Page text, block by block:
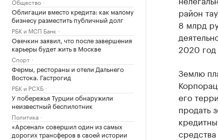
Облигации вместо кредита: как малому
бизнесу разместить публичный долг
РБК и МСП Банк
Овечкин заявил, что после завершения
карьеры будет жить в Москве
Спорт
Фермы, рестораны и отели Дальнего
Востока. Гастрогид
РБК и РСХБ
У побережья Турции обнаружили
неизвестный беспилотник
Политика
«Арсенал» совершил один из самых
дорогих трансферов в своей истории
район
8 млрд
2020 год
Землю
его
продать